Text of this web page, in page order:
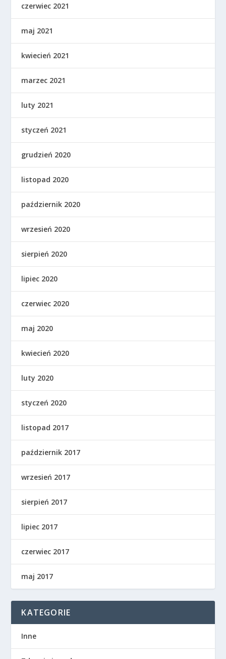
czerwiec 2021
maj 2021
kwiecień 2021
marzec 2021
luty 2021
styczeń 2021
grudzień 2020
listopad 2020
październik 2020
wrzesień 2020
sierpień 2020
lipiec 2020
czerwiec 2020
maj 2020
kwiecień 2020
luty 2020
styczeń 2020
listopad 2017
październik 2017
wrzesień 2017
sierpień 2017
lipiec 2017
czerwiec 2017
maj 2017
KATEGORIE
Inne